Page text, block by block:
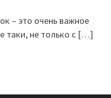
– это очень важное
таки, не только с […]